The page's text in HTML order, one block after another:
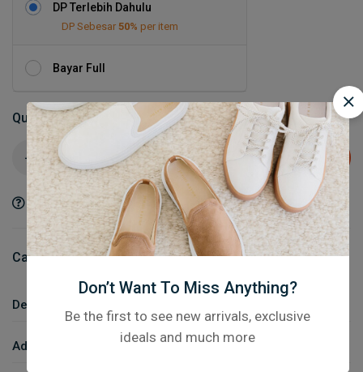
DP Terlebih Dahulu
DP Sebesar 50% per item
Bayar Full
Quantity
Add to cart
Ask a Question Share
Category: Meja & Kursi
Description
Additional Information
Don’t Want To Miss Anything?
Be the first to see new arrivals, exclusive
ideals and much more